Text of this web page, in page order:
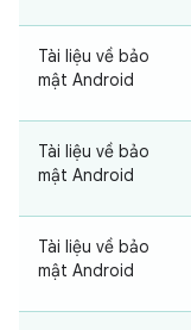
Tài liệu về bảo
mật Android
Tài liệu về bảo
mật Android
Tài liệu về bảo
mật Android